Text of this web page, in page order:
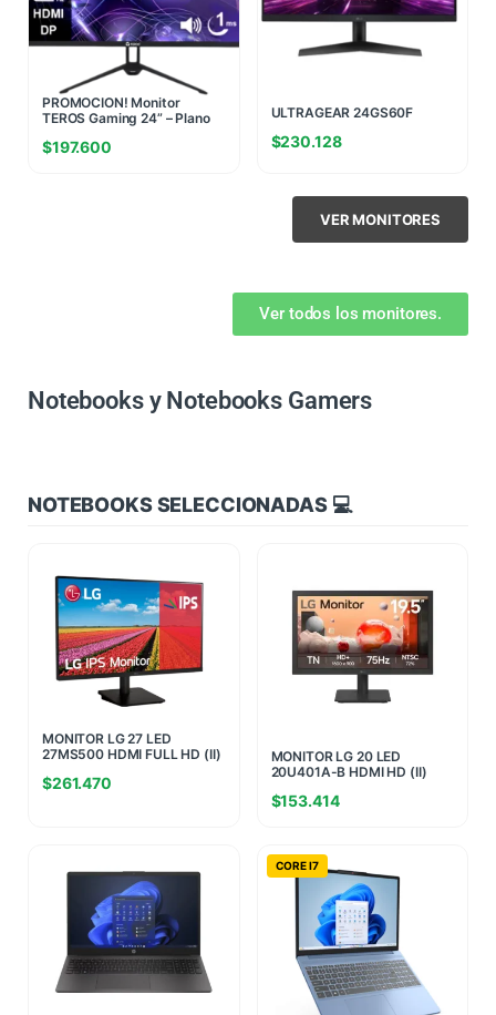
PROMOCION! Monitor
TEROS Gaming 24” – Plano
USA)
$197.600
ULTRAGEAR 24GS60F
(1823)
$230.128
VER MONITORES
Ver todos los monitores.
Notebooks y Notebooks Gamers
NOTEBOOKS SELECCIONADAS 💻
MONITOR LG 27 LED
27MS500 HDMI FULL HD (II)
$261.470
MONITOR LG 20 LED
20U401A-B HDMI HD (II)
$153.414
CORE I7